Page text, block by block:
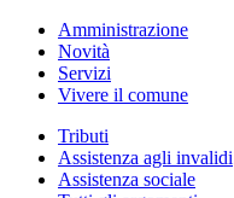
Amministrazione
Novità
Servizi
Vivere il comune
Tributi
Assistenza agli invalidi
Assistenza sociale